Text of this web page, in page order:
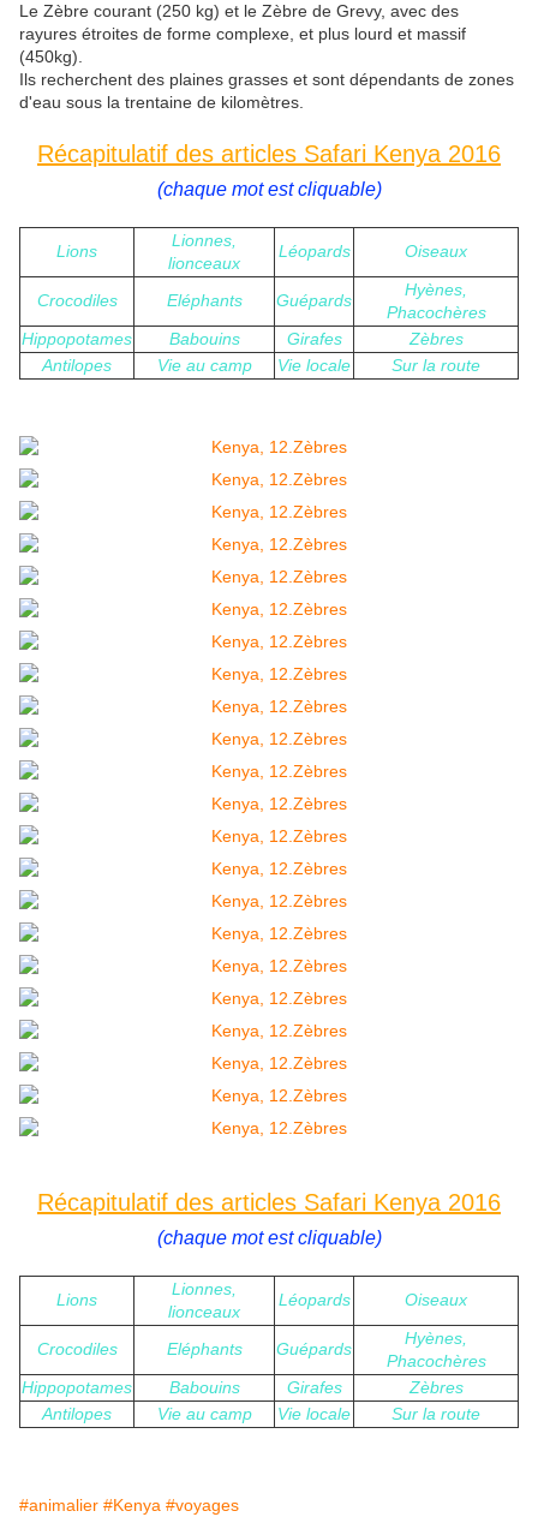
Le Zèbre courant (250 kg) et le Zèbre de Grevy, avec des
rayures étroites de forme complexe, et plus lourd et massif
(450kg).
Ils recherchent des plaines grasses et sont dépendants de zones
d'eau sous la trentaine de kilomètres.
Récapitulatif des articles Safari Kenya 2016
(chaque mot est cliquable)
Lions
Lionnes,
lionceaux
Léopards Oiseaux
Crocodiles Eléphants Guépards
Hyènes,
Phacochères
Hippopotames
Babouins Girafes
Zèbres
Antilopes
Vie au camp Vie locale Sur la route
Récapitulatif des articles Safari Kenya 2016
(chaque mot est cliquable)
Lions
Lionnes,
lionceaux
Léopards Oiseaux
Crocodiles Eléphants Guépards
Hyènes,
Phacochères
Hippopotames
Babouins Girafes
Zèbres
Antilopes
Vie au camp Vie locale Sur la route
#animalier #Kenya #voyages